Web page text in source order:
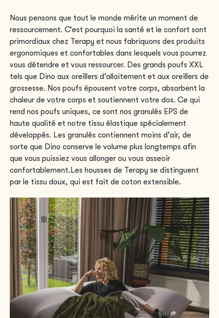
Nous pensons que tout le monde mérite un moment de
ressourcement. C’est pourquoi la santé et le confort sont
primordiaux chez Terapy et nous fabriquons des produits
ergonomiques et confortables dans lesquels vous pourrez
vous détendre et vous ressourcer. Des grands poufs XXL
tels que Dino aux oreillers d’allaitement et aux oreillers de
grossesse. Nos poufs épousent votre corps, absorbent la
chaleur de votre corps et soutiennent votre dos. Ce qui
rend nos poufs uniques, ce sont nos granulés EPS de
haute qualité et notre tissu élastique spécialement
développés. Les granulés contiennent moins d’air, de
sorte que Dino conserve le volume plus longtemps afin
que vous puissiez vous allonger ou vous asseoir
confortablement.Les housses de Terapy se distinguent
par le tissu doux, qui est fait de coton extensible.